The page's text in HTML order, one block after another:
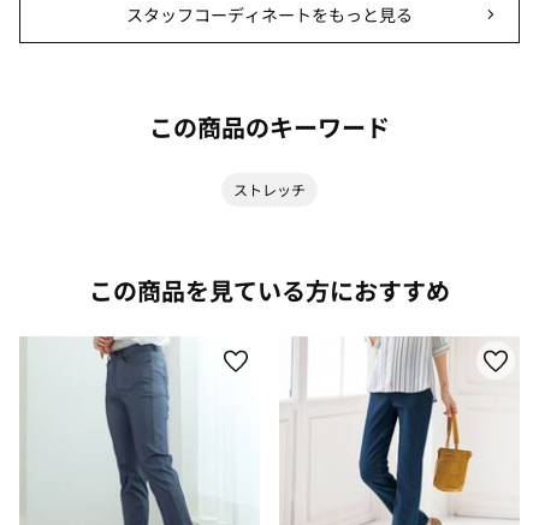
スタッフコーディネートをもっと見る
この商品のキーワード
ストレッチ
この商品を見ている方におすすめ